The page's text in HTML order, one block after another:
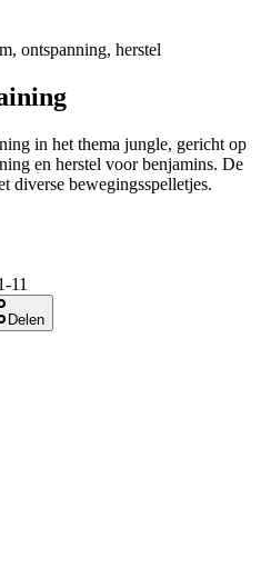
ontspanning, herstel
in het thema jungle, gericht op
en herstel voor benjamins. De
diverse bewegingsspelletjes.
11
Delen